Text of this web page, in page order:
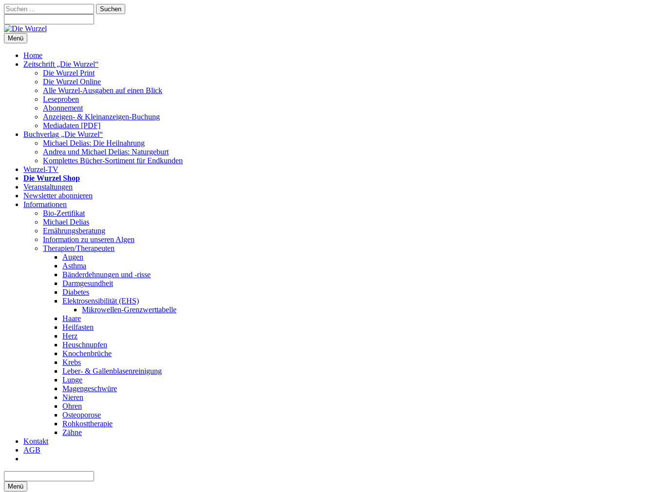
Zum
Inhalt
springen
Suchen
nach:
Menü
Home
Zeitschrift „Die Wurzel“
Die Wurzel Print
Die Wurzel Online
Alle Wurzel-Ausgaben auf einen Blick
Leseproben
Abonnement
Anzeigen- & Kleinanzeigen-Buchung
Mediadaten [PDF]
Buchverlag „Die Wurzel“
Michael Delias: Die Heilnahrung
Andrea und Michael Delias: Naturgeburt
Komplettes Bücher-Sortiment für Endkunden
Wurzel-TV
Die Wurzel Shop
Veranstaltungen
Newsletter abonnieren
Informationen
Bio-Zertifikat
Michael Delias
Ernährungsberatung
Information zu unseren Algen
Therapien/Therapeuten
Augen
Asthma
Bänderdehnungen und -risse
Darmgesundheit
Diabetes
Elektrosensibilität (EHS)
Mikrowellen-Grenzwerttabelle
Haare
Heilfasten
Herz
Heuschnupfen
Knochenbrüche
Krebs
Leber- & Gallenblasenreinigung
Lunge
Magengeschwüre
Nieren
Ohren
Osteoporose
Rohkosttherapie
Zähne
Kontakt
AGB
Menü